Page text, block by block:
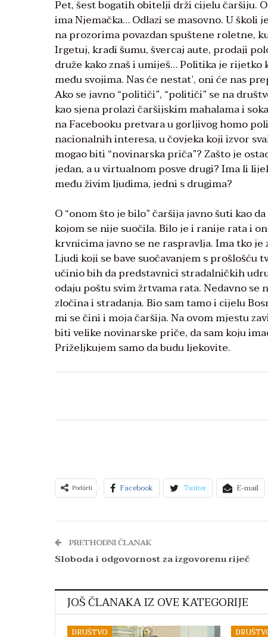
Pet, šest bogatih obitelji drži cijelu čaršiju.
ima Njemačka… Odlazi se masovno. U školi
na prozorima povazdan spuštene roletne,
Irgetuj, kradi šumu, švercaj aute, prodaji
druže kako znaš i umiješ… Politika je rijetko
među svojima. Nas će nestat’, oni će nas
Ako se javno “političi”, “političi” se na
kao sjena prolazi čaršijskim mahalama i
na Facebooku pretvara u gorljivog homo
nacionalnih interesa, u čovjeka koji izvor
mogao biti “novinarska priča”? Zašto je
jedan, a u virtualnom posve drugi? Ima li
među živim ljudima, jedni s drugima?
O “onom što je bilo” čaršija javno šuti kao
kojom se nije suočila. Bilo je i ranije rata i
krvnicima javno se ne raspravlja. Ima tko je
Ljudi koji se bave suočavanjem s prošlošću
učinio bih da predstavnici stradalničkih
odaju poštu svim žrtvama rata. Nedavno
zločina i stradanja. Bio sam tamo i cijelu
mi se čini i moja čaršija. Na ovom mjestu
biti velike novinarske priče, da sam koju
Priželjkujem samo da budu ljekovite.
Podijeli Facebook Twitter E-mail
PRETHODNI ČLANAK
Sloboda i odgovornost za izgovorenu riječ
JOŠ ČLANAKA IZ OVE KATEGORIJE
DRUŠTVO